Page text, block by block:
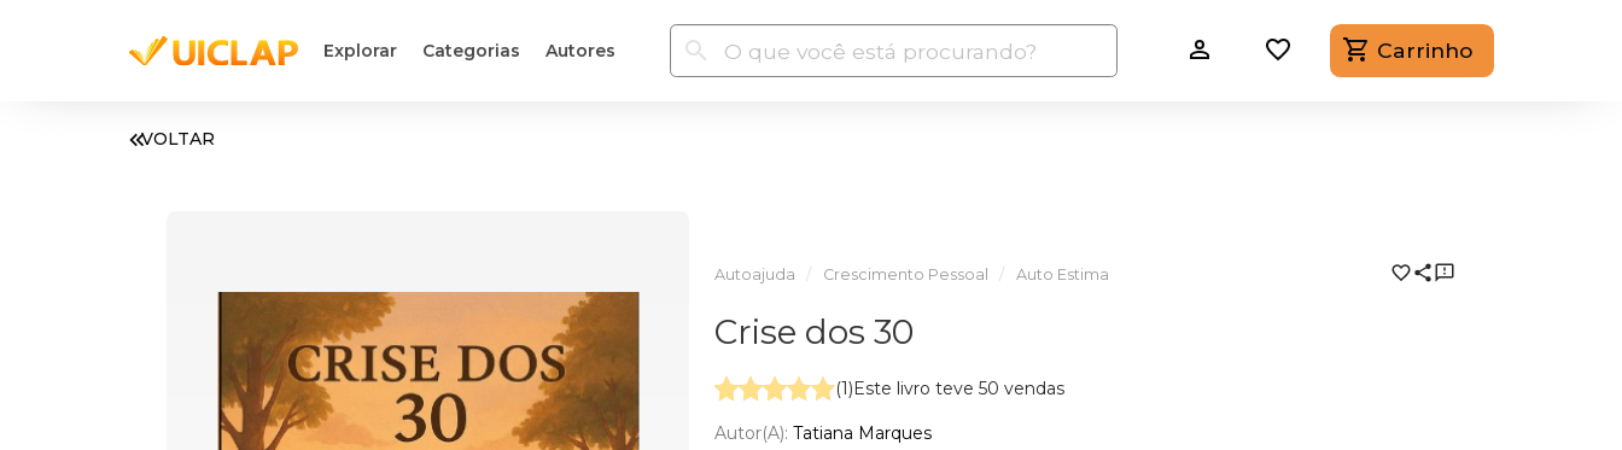
Explorar Categorias Autores Carrinho
VOLTAR
Autoajuda Crescimento Pessoal Auto Estima
Crise dos 30
(1)Este livro teve 50 vendas
Autor(a): Tatiana Marques